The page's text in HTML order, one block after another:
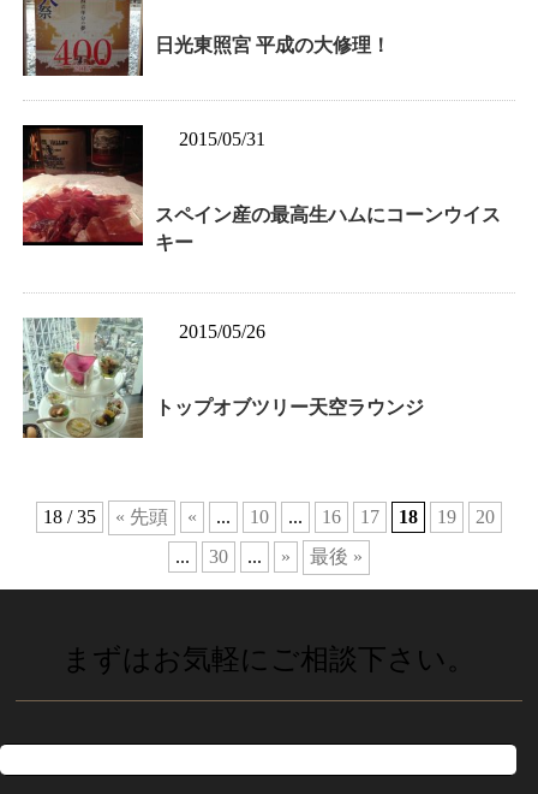
日光東照宮 平成の大修理！
2015/05/31
スペイン産の最高生ハムにコーンウイス
キー
2015/05/26
トップオブツリー天空ラウンジ
18 / 35 « 先頭 « ... 10 ... 16 17 18 19
20
...
30 ... » 最後 »
まずはお気軽にご相談下さい。